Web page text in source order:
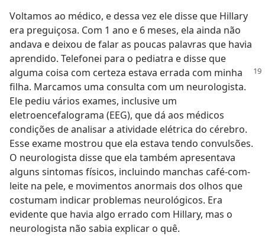
Voltamos ao médico, e dessa vez ele disse que Hillary
era preguiçosa. Com 1 ano e 6 meses, ela ainda não
andava e deixou de falar as poucas palavras que havia
aprendido. Telefonei para o pediatra e disse que
alguma coisa com certeza estava errada com minha
filha. Marcamos uma consulta com um neurologista.
Ele pediu vários exames, inclusive um
eletroencefalograma (EEG), que dá aos médicos
condições de analisar a atividade elétrica do cérebro.
Esse exame mostrou que ela estava tendo convulsões.
O neurologista disse que ela também apresentava
alguns sintomas físicos, incluindo manchas café-com-
leite na pele, e movimentos anormais dos olhos que
costumam indicar problemas neurológicos. Era
evidente que havia algo errado com Hillary, mas o
neurologista não sabia explicar o quê.